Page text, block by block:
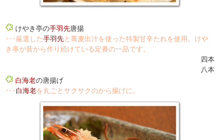
けやき亭の手羽先唐揚
･･･厳選した手羽先と蕎麦出汁を使った特製甘辛たれを使用。けや
き亭が昔から作り続けている定番の一品です。
四本
八本
白海老の唐揚げ
･･･白海老を丸ごとサクサクのから揚げに。